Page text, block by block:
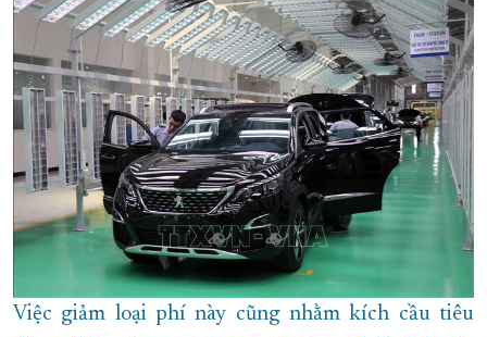
Việc giảm loại phí này cũng nhằm kích cầu tiêu